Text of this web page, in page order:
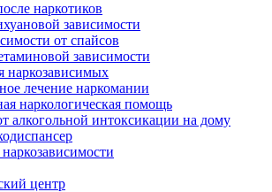
наркотиков
зависимости
от спайсов
зависимости
наркозависимых
лечение наркомании
наркологическая помощь
алкогольной интоксикации на дому
центр